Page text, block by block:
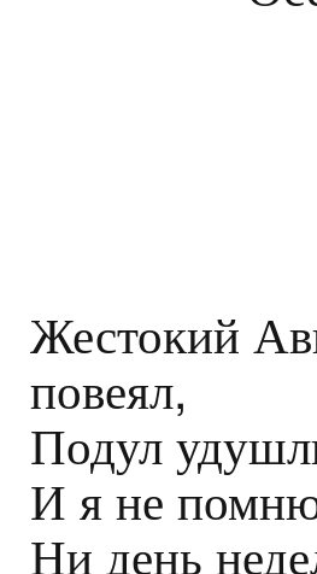
Жестокий
повеял,
Подул
И я не